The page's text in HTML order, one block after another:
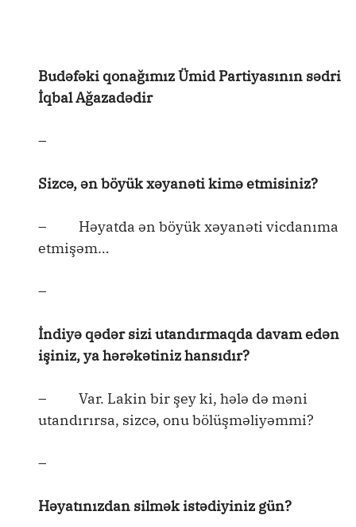
Budəfəki qonağımız Ümid Partiyasının sədri
İqbal Ağazadədir
–
Sizcə, ən böyük xəyanəti kimə etmisiniz?
– Həyatda ən böyük xəyanəti vicdanıma
etmişəm…
–
İndiyə qədər sizi utandırmaqda davam edən
işiniz, ya hərəkətiniz hansıdır?
– Var. Lakin bir şey ki, hələ də məni
utandırırsa, sizcə, onu bölüşməliyəmmi?
–
Həyatınızdan silmək istədiyiniz gün?